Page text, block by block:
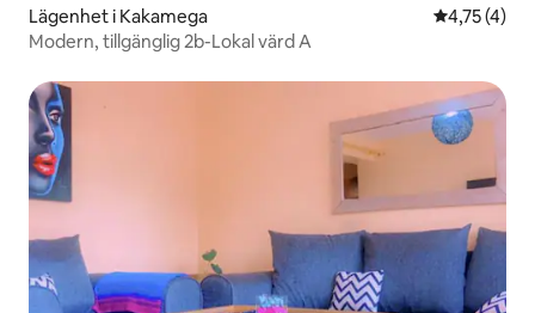
Lägenhet i Kakamega 4,75 av 5 i
4,75 (4)
Modern, tillgänglig 2b-Lokal värd A